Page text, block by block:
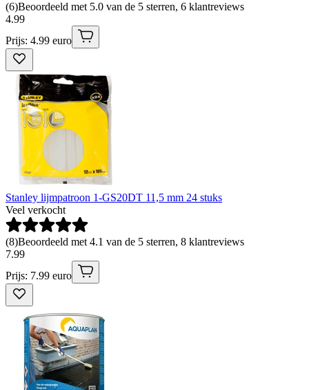
(6)Beoordeeld met 5.0 van de 5 sterren, 6 klantreviews
4.99
Prijs: 4.99 euro
Stanley lijmpatroon 1-GS20DT 11,5 mm 24 stuks
Veel verkocht
(8)Beoordeeld met 4.1 van de 5 sterren, 8 klantreviews
7.99
Prijs: 7.99 euro